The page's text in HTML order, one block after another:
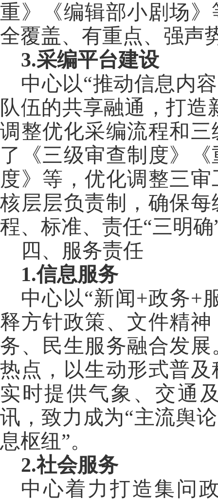
重》《编辑部小剧场
全覆盖、有重点、强声
3.采编平台建设
中心以“推动信息内
队伍的共享融通，打造
调整优化采编流程和
了《三级审查制度》
度》等，优化调整三
核层层负责制，确保
程、标准、责任“三明确
四、服务责任
1.信息服务
中心以“新闻+政务+
释方针政策、文件精
务、民生服务融合发
热点，以生动形式普
实时提供气象、交通
讯，致力成为“主流舆
息枢纽”。
2.社会服务
中心着力打造集问